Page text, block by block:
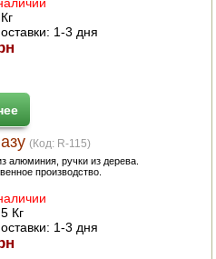
1-3 дня
(Код: R-115)
алюминия, ручки из дерева.
производство.
Кг
1-3 дня